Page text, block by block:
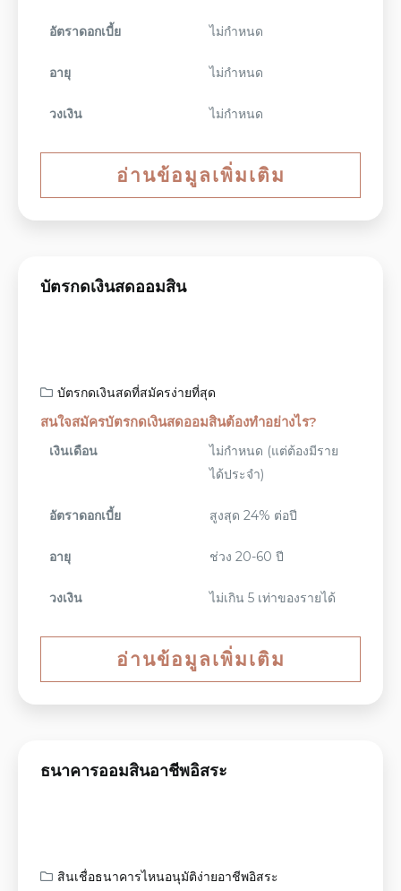
อัตราดอกเบี้ย ไม่กำหนด
อายุ ไม่กำหนด
วงเงิน ไม่กำหนด
อ่านข้อมูลเพิ่มเติม
บัตรกดเงินสดออมสิน
บัตรกดเงินสดที่สมัครง่ายที่สุด
สนใจสมัครบัตรกดเงินสดออมสินต้องทำอย่างไร?
เงินเดือน
ไม่กำหนด (แต่ต้องมีราย
ได้ประจำ)
อัตราดอกเบี้ย สูงสุด 24% ต่อปี
อายุ ช่วง 20-60 ปี
วงเงิน ไม่เกิน 5 เท่าของรายได้
อ่านข้อมูลเพิ่มเติม
ธนาคารออมสินอาชีพอิสระ
สินเชื่อธนาคารไหนอนุมัติง่ายอาชีพอิสระ